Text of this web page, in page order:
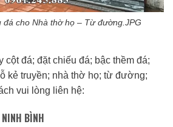
đá cho Nhà thờ họ – Từ đường.JPG
cột đá; đặt chiếu đá; bậc thềm đá;
kẻ truyền; nhà thờ họ; từ đường;
vui lòng liên hệ:
BÌNH